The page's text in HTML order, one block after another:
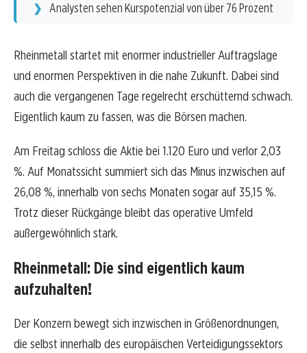
Analysten sehen Kurspotenzial von über 76 Prozent
Rheinmetall startet mit enormer industrieller Auftragslage
und enormen Perspektiven in die nahe Zukunft. Dabei sind
auch die vergangenen Tage regelrecht erschütternd schwach.
Eigentlich kaum zu fassen, was die Börsen machen.
Am Freitag schloss die Aktie bei 1.120 Euro und verlor 2,03
%. Auf Monatssicht summiert sich das Minus inzwischen auf
26,08 %, innerhalb von sechs Monaten sogar auf 35,15 %.
Trotz dieser Rückgänge bleibt das operative Umfeld
außergewöhnlich stark.
Rheinmetall: Die sind eigentlich kaum
aufzuhalten!
Der Konzern bewegt sich inzwischen in Größenordnungen,
die selbst innerhalb des europäischen Verteidigungssektors